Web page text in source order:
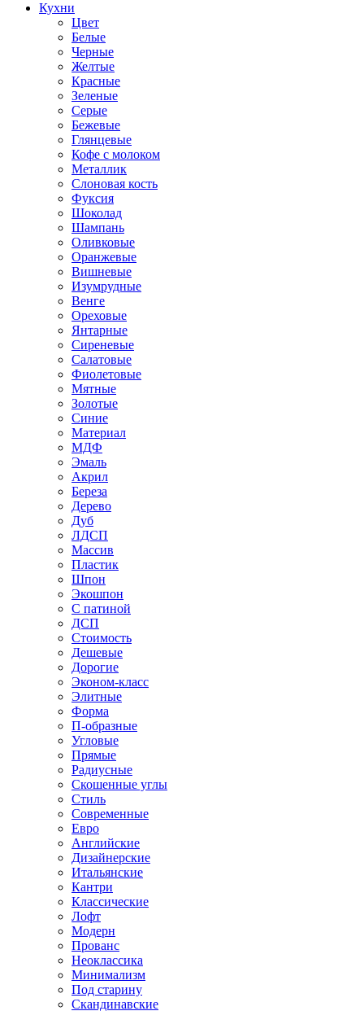
Кухни
Цвет
Белые
Черные
Желтые
Красные
Зеленые
Серые
Бежевые
Глянцевые
Кофе с молоком
Металлик
Слоновая кость
Фуксия
Шоколад
Шампань
Оливковые
Оранжевые
Вишневые
Изумрудные
Венге
Ореховые
Янтарные
Сиреневые
Салатовые
Фиолетовые
Мятные
Золотые
Синие
Материал
МДФ
Эмаль
Акрил
Береза
Дерево
Дуб
ЛДСП
Массив
Пластик
Шпон
Экошпон
С патиной
ДСП
Стоимость
Дешевые
Дорогие
Эконом-класс
Элитные
Форма
П-образные
Угловые
Прямые
Радиусные
Скошенные углы
Стиль
Современные
Евро
Английские
Дизайнерские
Итальянские
Кантри
Классические
Лофт
Модерн
Прованс
Неоклассика
Минимализм
Под старину
Скандинавские